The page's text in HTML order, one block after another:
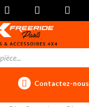
Contactez-nous